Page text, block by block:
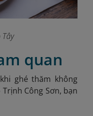
quan
ghé thăm không
Công Sơn, bạn